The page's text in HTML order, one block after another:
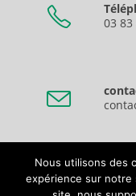
03 83
Nous utilisons des
expérience sur notre